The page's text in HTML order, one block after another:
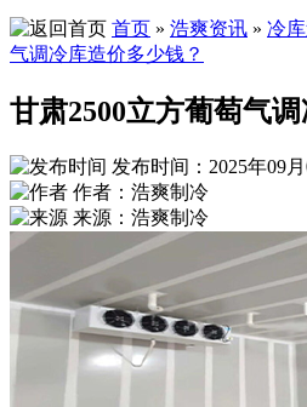
首页 » 浩爽资讯 » 冷
气调冷库造价多少钱？
甘肃2500立方葡萄气
发布时间：2025年09
作者：浩爽制冷
来源：浩爽制冷